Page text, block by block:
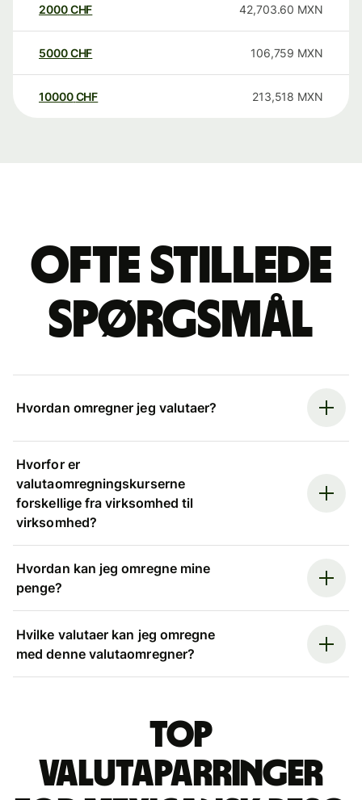
2000CHF 42,703.60 MXN
5000CHF 106,759 MXN
10000 CHF 213,518 MXN
Ofte stillede
spørgsmål
Hvordan omregner jeg valutaer?
Hvorfor er
valutaomregningskurserne
forskellige fra virksomhed til
virksomhed?
Hvordan kan jeg omregne mine
penge?
Hvilke valutaer kan jeg omregne
med denne valutaomregner?
Top
valutaparringer